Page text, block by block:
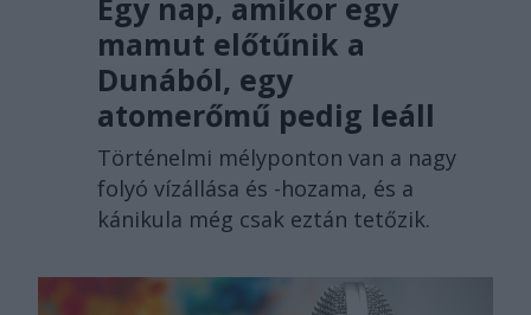
mamut előtűnik a
Dunából, egy
atomerőmű pedig leáll
Történelmi mélyponton van a nagy
folyó vízállása és -hozama, és a
kánikula még csak eztán tetőzik.